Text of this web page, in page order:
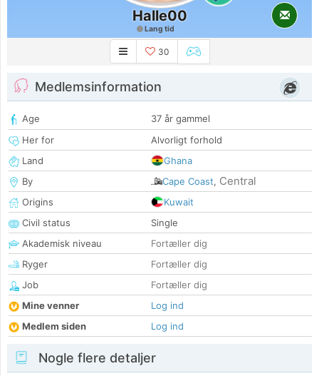
Halle00
Lang tid
30
Medlemsinformation
Age
37 år gammel
Her for
Alvorligt forhold
Land
Ghana
By
Cape Coast, Central
Origins
Kuwait
Civil status
Single
Akademisk niveau
Fortæller dig
Ryger
Fortæller dig
Job
Fortæller dig
Mine venner
Log ind
Medlem siden
Log ind
Nogle flere detaljer